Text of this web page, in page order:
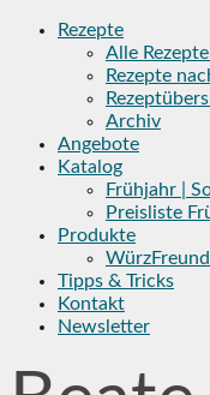
Skip
Rezepte
Alle
Rezepte
Archiv
Angebote
Katalog
Frühjahr |
Preisliste
Produkte
Tipps & Tricks
Kontakt
Newsletter